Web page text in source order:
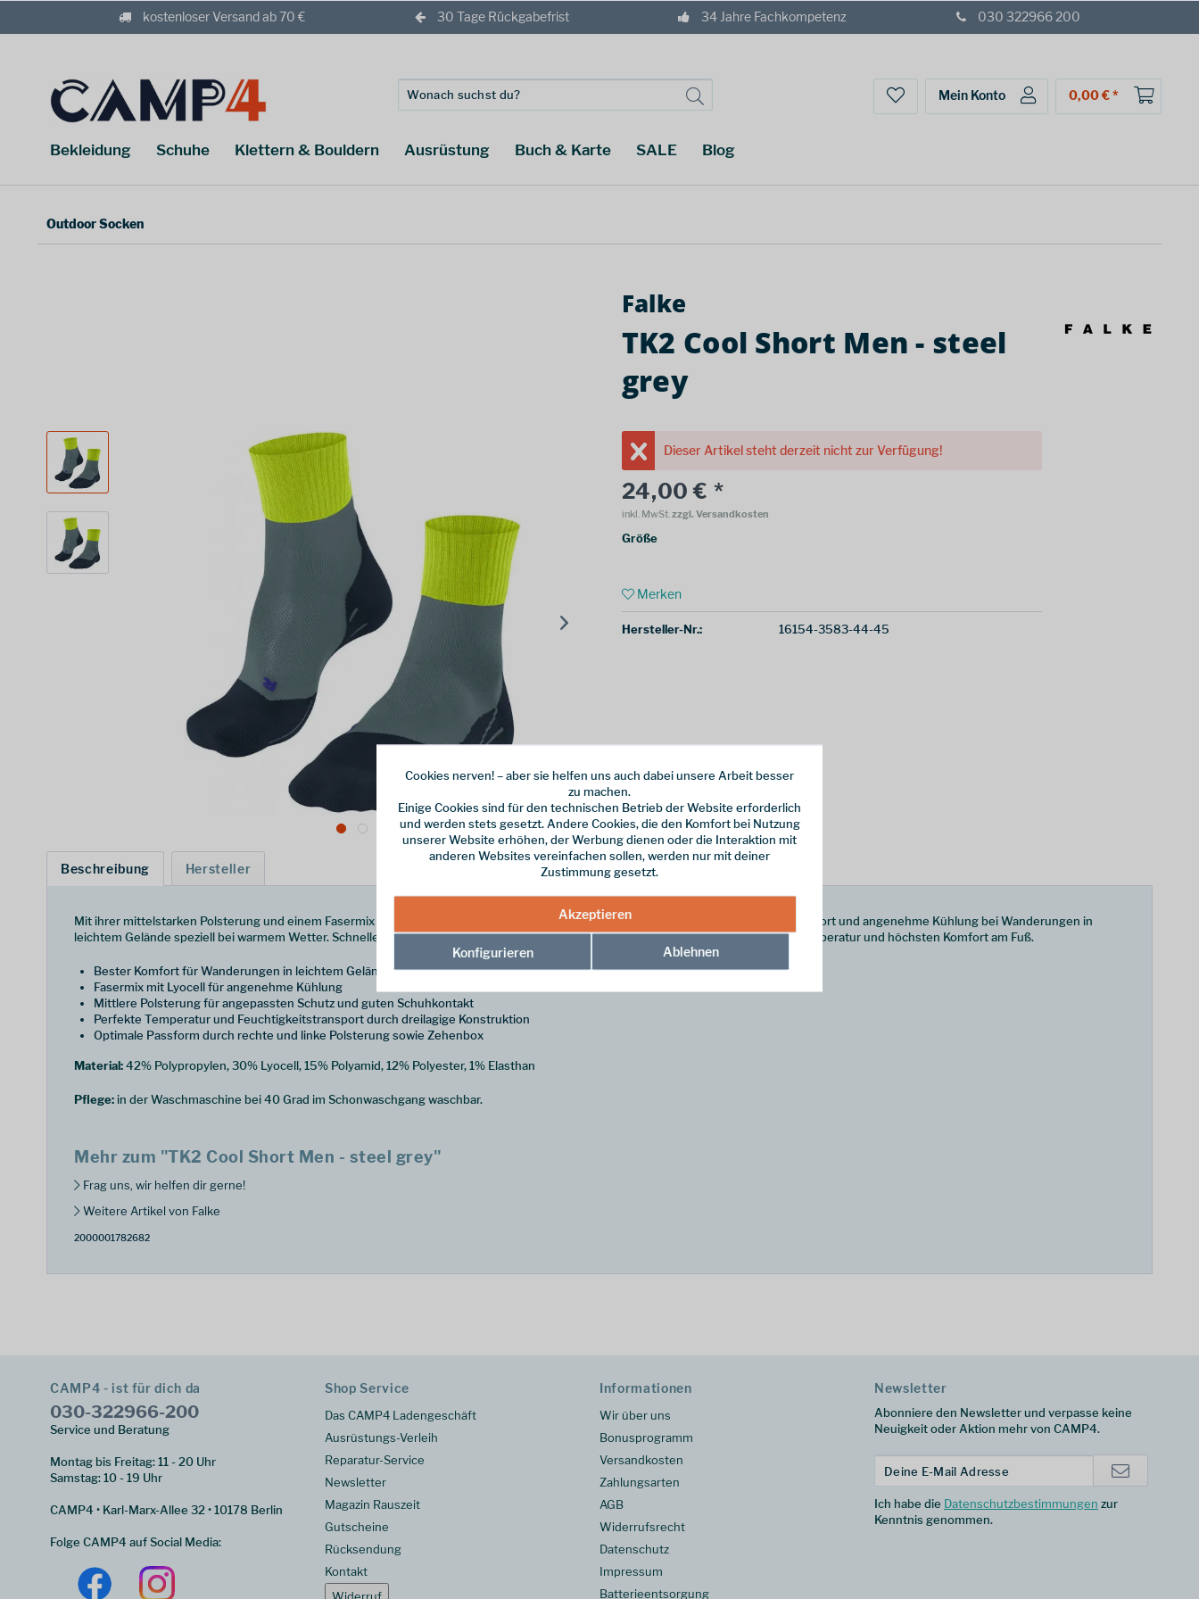
kostenloser Versand ab 70 € 30 Tage Rückgabefrist 34 Jahre Fachkompetenz 030 322966 200
Mein Konto 0,00 € *
Bekleidung Schuhe Klettern & Bouldern Ausrüstung Buch & Karte SALE Blog
Outdoor Socken
Falke
TK2 Cool Short Men - steel
grey
Dieser Artikel steht derzeit nicht zur Verfügung!
24,00 € *
inkl. MwSt.zzgl. Versandkosten
Größe
Merken
Hersteller-Nr.: 16154-3583-44-45
Beschreibung Hersteller
Mit ihrer mittelstarken Polsterung und einem Fasermix mit Lyocell sorgt die knöchellange Wandersocke TK2 Short Cool für hohen Komfort und angenehme Kühlung bei Wanderungen in
leichtem Gelände speziell bei warmem Wetter. Schneller Feuchtigkeitstransport sowie die optimale Passform garantieren perfekte Temperatur und höchsten Komfort am Fuß.
Bester Komfort für Wanderungen in leichtem Gelände bei warmen Wetterbedingungen
Fasermix mit Lyocell für angenehme Kühlung
Mittlere Polsterung für angepassten Schutz und guten Schuhkontakt
Perfekte Temperatur und Feuchtigkeitstransport durch dreilagige Konstruktion
Optimale Passform durch rechte und linke Polsterung sowie Zehenbox
Material:42% Polypropylen, 30% Lyocell, 15% Polyamid, 12% Polyester, 1% Elasthan
Pflege: in der Waschmaschine bei 40 Grad im Schonwaschgang waschbar.
Mehr zum "TK2 Cool Short Men - steel grey"
Frag uns, wir helfen dir gerne!
Weitere Artikel von Falke
2000001782682
CAMP4 - ist für dich da
030-322966-200
Service und Beratung
Montag bis Freitag: 11 - 20 Uhr
Samstag: 10 - 19 Uhr
CAMP4 • Karl-Marx-Allee 32 • 10178 Berlin
Folge CAMP4 auf Social Media:
Shop Service
Das CAMP4 Ladengeschäft
Ausrüstungs-Verleih
Reparatur-Service
Newsletter
Magazin Rauszeit
Gutscheine
Rücksendung
Kontakt
Informationen
Wir über uns
Bonusprogramm
Versandkosten
Zahlungsarten
AGB
Widerrufsrecht
Datenschutz
Impressum
Batterieentsorgung
Newsletter
Abonniere den Newsletter und verpasse keine
Neuigkeit oder Aktion mehr von CAMP4.
Ich habe die Datenschutzbestimmungen zur
Kenntnis genommen.
Cookies nerven! – aber sie helfen uns auch dabei unsere Arbeit besser
zu machen.
Einige Cookies sind für den technischen Betrieb der Website erforderlich
und werden stets gesetzt. Andere Cookies, die den Komfort bei Nutzung
unserer Website erhöhen, der Werbung dienen oder die Interaktion mit
anderen Websites vereinfachen sollen, werden nur mit deiner
Zustimmung gesetzt.
Akzeptieren
Konfigurieren Ablehnen